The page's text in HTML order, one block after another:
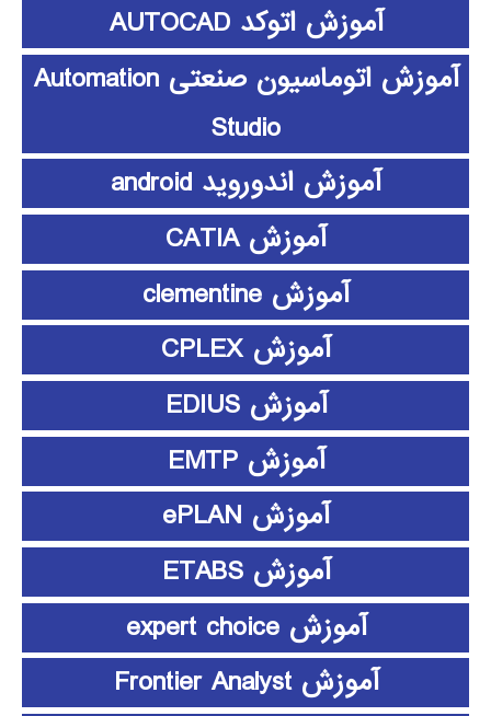
آموزش اتوکد AUTOCAD
آموزش اتوماسیون صنعتی Automation
Studio
آموزش اندوروید android
آموزش CATIA
آموزش clementine
آموزش CPLEX
آموزش EDIUS
آموزش EMTP
آموزش ePLAN
آموزش ETABS
آموزش expert choice
آموزش Frontier Analyst